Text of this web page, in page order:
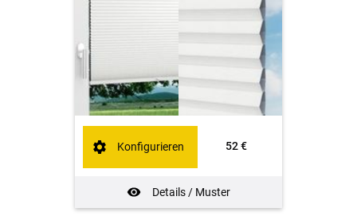
52 €
Details / Muster
Konfigurieren